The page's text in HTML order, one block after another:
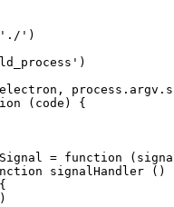
'./' )
)
process. argv .
( code ) {
= function (
signalHandler ( )